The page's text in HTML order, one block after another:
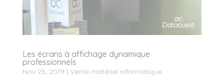
Les écrans à affichage dynamique
professionnels
Nov 25, 2019 | Vente matériel informatique